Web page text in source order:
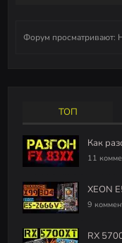
Форум просматривают:
ТОП
Как
11
XEON
9
RX